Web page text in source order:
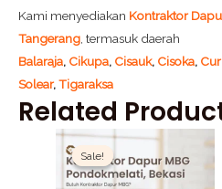
Kami menyediakan Kontraktor
Tangerang , termasuk daerah
Balaraja, Cikupa, Cisauk, Cisoka,
Solear,Tigaraksa
Related
Sale!
Sale!
Original
was:
Rp1.500.000.
price